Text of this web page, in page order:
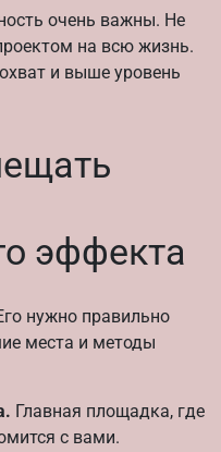
очень важны. Не
на всю жизнь.
и выше уровень
эффекта
нужно правильно
места и методы
Главная площадка, где
с вами.